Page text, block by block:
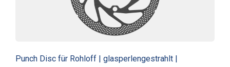
Punch Disc für Rohloff | glasperlengestrahlt |